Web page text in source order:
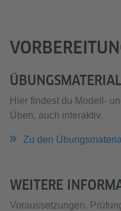
Hier findest du Modell-
Üben, auch interaktiv.
Zu den
WEITERE
Voraussetzungen,